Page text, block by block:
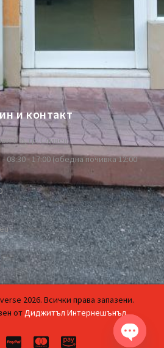
и контакт
6, гр. Сливен
08:30 - 17:00 (обедна почивка 12:00
2026. Всички права запазени.
отДиджитъл Интернешънъл.